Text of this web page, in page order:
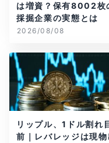
は増資？保有8002枚
採掘企業の実態とは
2026/08/08
リップル、1ドル割れ
前｜レバレッジは現物